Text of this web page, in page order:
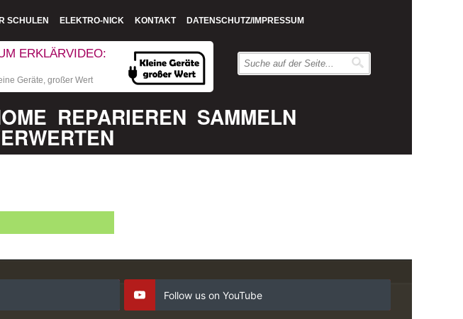
SCHULEN ELEKTRO-NICK KONTAKT DATENSCHUTZ/IMPRESSUM
ERKLÄRVIDEO:
Geräte, großer Wert
REPARIEREN SAMMELN
Follow us on YouTube